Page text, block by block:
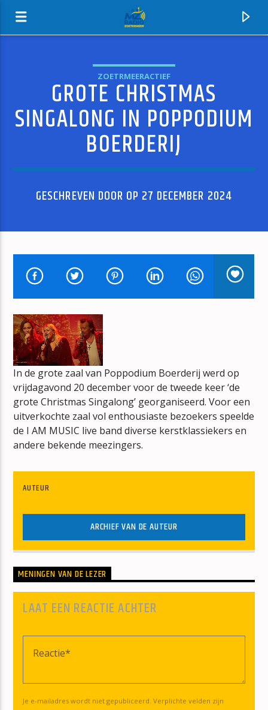
MZ-RADIO
HUIDIG NUMMER
SPECIALE AANBIEDING
DE NED TOP 40 SPECIALE AANBIEDING
mz-radio
ZOETRMEERACTIEF
GROTE CHRISTMAS
SINGALONG IN POPPODIUM
BOERDERIJ
GESCHREVEN DOOR OP 27 DECEMBER 2024
In de grote zaal van Poppodium Boerderij werd op
vrijdagavond 20 december voor de tweede keer ‘de
grote Christmas Singalong’ georganiseerd. Voor een
uitverkochte zaal vol enthousiaste bezoekers speelde
de I AM MUSIC live band diverse kerstklassiekers en
andere bekende meezingers.
AUTEUR
ARCHIEF VAN DE AUTEUR
MENINGEN VAN DE LEZER
LAAT EEN REACTIE ACHTER
Je e-mailadres wordt niet gepubliceerd. Verplichte velden zijn